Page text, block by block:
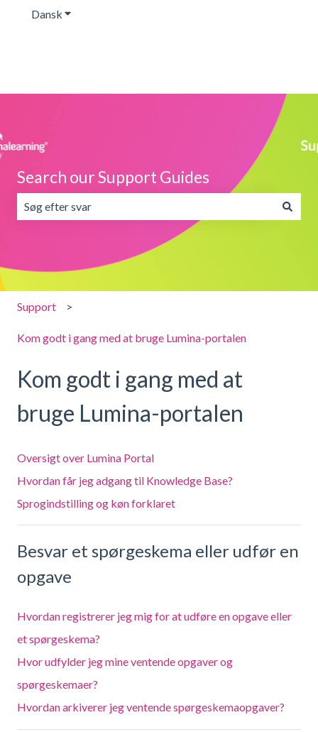
Dansk Vis undermenu for oversættelser
Search our Support Guides
Der er ingen forslag, da søgefeltet er tomt.
Support
Kom godt i gang med at bruge Lumina-portalen
Kom godt i gang med at
bruge Lumina-portalen
Oversigt over Lumina Portal
Hvordan får jeg adgang til Knowledge Base?
Sprogindstilling og køn forklaret
Besvar et spørgeskema eller udfør en
opgave
Hvordan registrerer jeg mig for at udføre en opgave eller
et spørgeskema?
Hvor udfylder jeg mine ventende opgaver og
spørgeskemaer?
Hvordan arkiverer jeg ventende spørgeskemaopgaver?